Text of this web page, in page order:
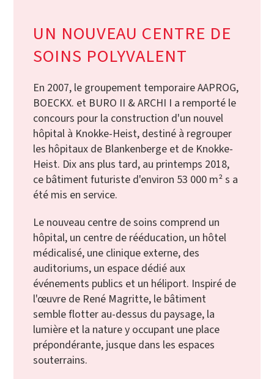
UN NOUVEAU CENTRE DE
SOINS POLYVALENT
En 2007, le groupement temporaire AAPROG,
BOECKX. et BURO II & ARCHI I a remporté le
concours pour la construction d'un nouvel
hôpital à Knokke-Heist, destiné à regrouper
les hôpitaux de Blankenberge et de Knokke-
Heist. Dix ans plus tard, au printemps 2018,
ce bâtiment futuriste d'environ 53 000 m² s a
été mis en service.
Le nouveau centre de soins comprend un
hôpital, un centre de rééducation, un hôtel
médicalisé, une clinique externe, des
auditoriums, un espace dédié aux
événements publics et un héliport. Inspiré de
l'œuvre de René Magritte, le bâtiment
semble flotter au-dessus du paysage, la
lumière et la nature y occupant une place
prépondérante, jusque dans les espaces
souterrains.